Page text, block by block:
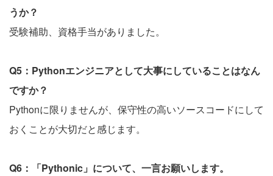
うか？
受験補助、資格手当がありました。
Q5：Pythonエンジニアとして大事にしていることはなん
ですか？
Pythonに限りませんが、保守性の高いソースコードにして
おくことが大切だと感じます。
Q6：「Pythonic」について、一言お願いします。